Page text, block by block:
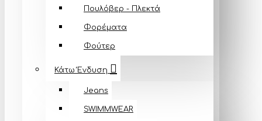
Πουλόβερ - Πλεκτά
Φορέματα
Φούτερ
Κάτω Ένδυση
Jeans
SWIMMWEAR